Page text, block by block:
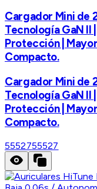
Cargador Mini de
Tecnología GaN
Protección |
Compacto.
Cargador Mini de
Tecnología GaN
Protección |
Compacto.
5552755527